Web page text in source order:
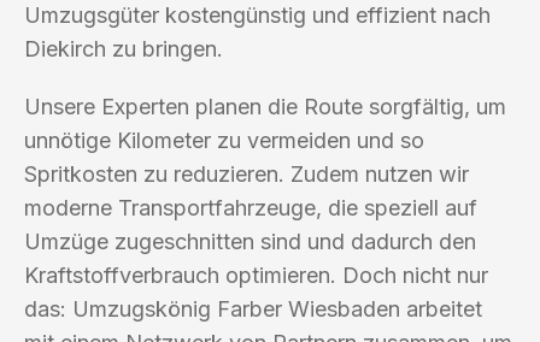
Umzugsgüter kostengünstig und effizient nach
Diekirch zu bringen.
Unsere Experten planen die Route sorgfältig, um
unnötige Kilometer zu vermeiden und so
Spritkosten zu reduzieren. Zudem nutzen wir
moderne Transportfahrzeuge, die speziell auf
Umzüge zugeschnitten sind und dadurch den
Kraftstoffverbrauch optimieren. Doch nicht nur
das: Umzugskönig Farber Wiesbaden arbeitet